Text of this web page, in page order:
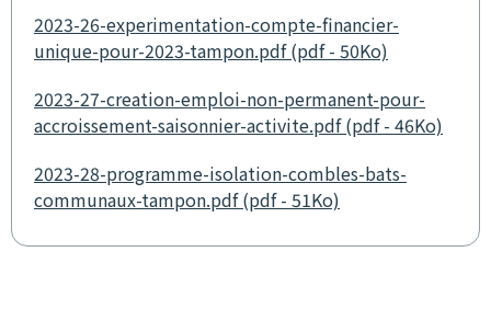
2023-26-experimentation-compte-financier-
unique-pour-2023-tampon.pdf (pdf - 50Ko)
2023-27-creation-emploi-non-permanent-pour-
accroissement-saisonnier-activite.pdf (pdf - 46Ko)
2023-28-programme-isolation-combles-bats-
communaux-tampon.pdf (pdf - 51Ko)